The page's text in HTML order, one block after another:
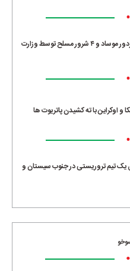
بازداشت ۲۱ مزدور موساد و ۴ شرور مسلح توسط وزارت
و اوکراین با ته کشیدن پاتریوت ها
تیم تروریستی در جنوب سیستان و